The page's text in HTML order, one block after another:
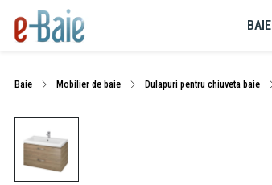
BAIE
Baie Mobilier de baie Dulapuri pentru chiuveta baie